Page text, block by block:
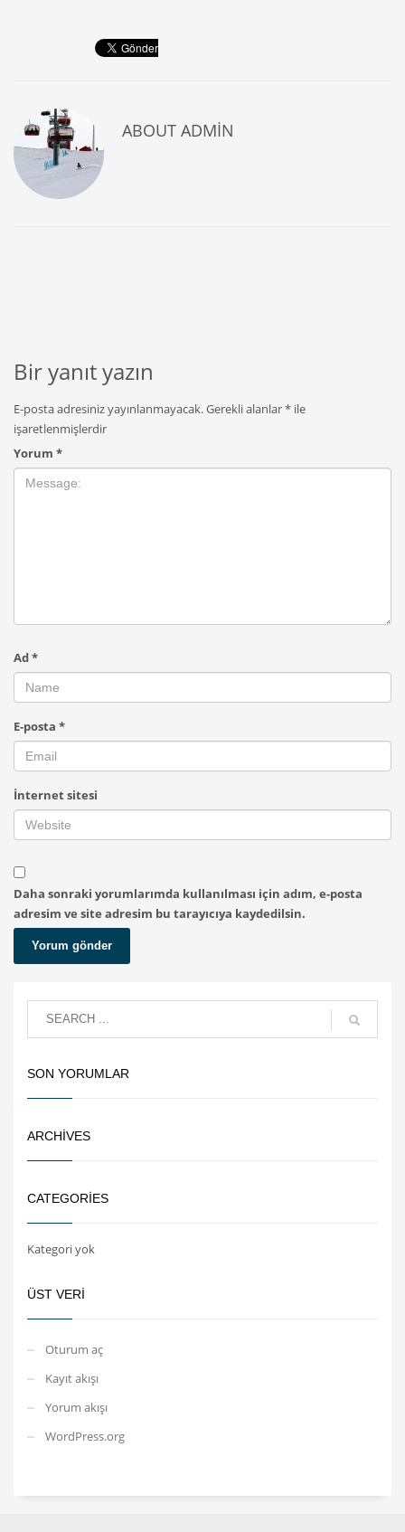
ABOUT ADMIN
Bir yanıt yazın
E-posta adresiniz yayınlanmayacak.Gerekli alanlar* ile
işaretlenmişlerdir
Yorum *
Ad*
E-posta *
İnternet sitesi
Daha sonraki yorumlarımda kullanılması için adım, e-posta
adresim ve site adresim bu tarayıcıya kaydedilsin.
SON YORUMLAR
ARCHIVES
CATEGORIES
Kategori yok
ÜST VERI
Oturum aç
Kayıt akışı
Yorum akışı
WordPress.org